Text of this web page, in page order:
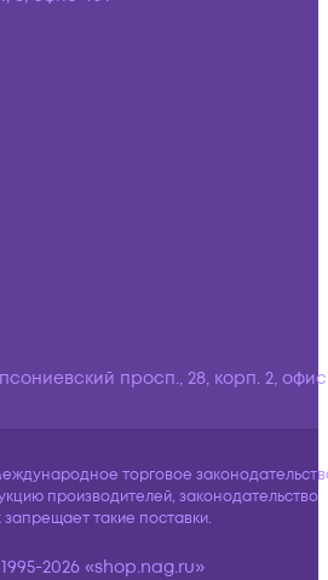
просп., 28, корп. 2,
торговое
производителей, законодательство
запрещает такие поставки.
2026 «shop.nag.ru»